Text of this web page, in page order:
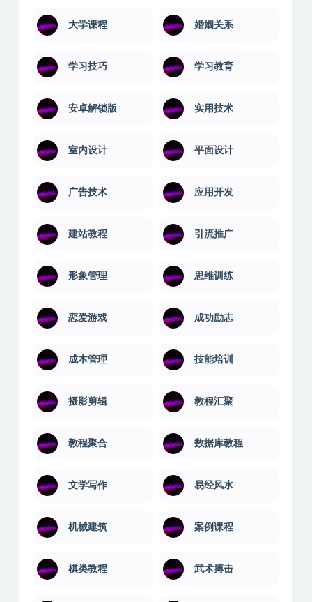
大学课程 婚姻关系
学习技巧 学习教育
安卓解锁版 实用技术
室内设计 平面设计
广告技术 应用开发
建站教程 引流推广
形象管理 思维训练
恋爱游戏 成功励志
成本管理 技能培训
摄影剪辑 教程汇聚
教程聚合 数据库教程
文学写作 易经风水
机械建筑 案例课程
棋类教程 武术搏击